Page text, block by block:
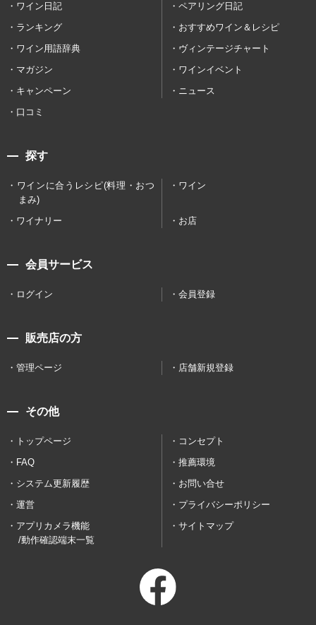
ワイン日記
ペアリング日記
ランキング
おすすめワイン＆レシピ
ワイン用語辞典
ヴィンテージチャート
マガジン
ワインイベント
キャンペーン
ニュース
口コミ
探す
ワインに合うレシピ(料理・おつ
まみ)
ワイン
ワイナリー お店
会員サービス
ログイン 会員登録
販売店の方
管理ページ 店舗新規登録
その他
トップページ
コンセプト
FAQ
推薦環境
システム更新履歴
お問い合せ
運営
プライバシーポリシー
アプリカメラ機能
/動作確認端末一覧
サイトマップ